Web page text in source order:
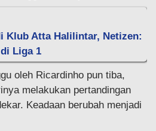
Klub Atta Halilintar, Netizen:
Liga 1
oleh Ricardinho pun tiba,
melakukan pertandingan
Keadaan berubah menjadi